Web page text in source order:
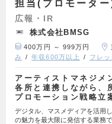
担当(プロモーター
広報・IR
株式会社BMSG
400万円 ～ 999万円
み
年収600万以上 フレ
アーティストマネジメ
各所と連携しながら、
プロモーション戦略立
デジタル、マスメディアを活用
の魅力を最大限に発信する業務